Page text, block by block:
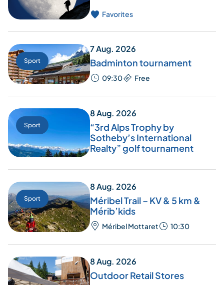
Favorites
Sport
7 Aug. 2026
Badminton tournament
09:30 Free
Sport
8 Aug. 2026
“3rd Alps Trophy by
Sotheby’s International
Realty” golf tournament
Sport
8 Aug. 2026
Méribel Trail – KV & 5 km &
Mérib’kids
Méribel Mottaret 10:30
8 Aug. 2026
Outdoor Retail Stores